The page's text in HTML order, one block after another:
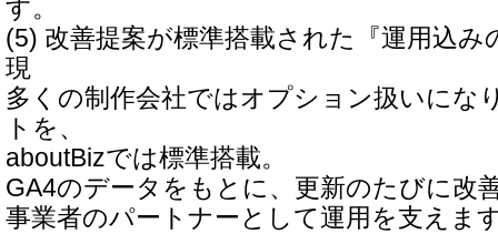
す。
(5) 改善提案が標準搭載された『運用込み
現
多くの制作会社ではオプション扱いにな
トを、
aboutBizでは標準搭載。
GA4のデータをもとに、更新のたびに改
事業者のパートナーとして運用を支えま